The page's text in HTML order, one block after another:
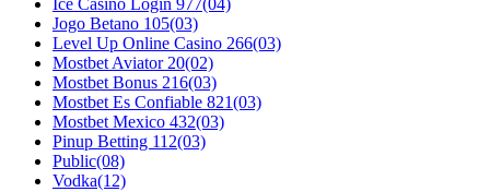
Ice Casino Login 977(04)
Jogo Betano 105(03)
Level Up Online Casino 266(03)
Mostbet Aviator 20(02)
Mostbet Bonus 216(03)
Mostbet Es Confiable 821(03)
Mostbet Mexico 432(03)
Pinup Betting 112(03)
Public(08)
Vodka(12)